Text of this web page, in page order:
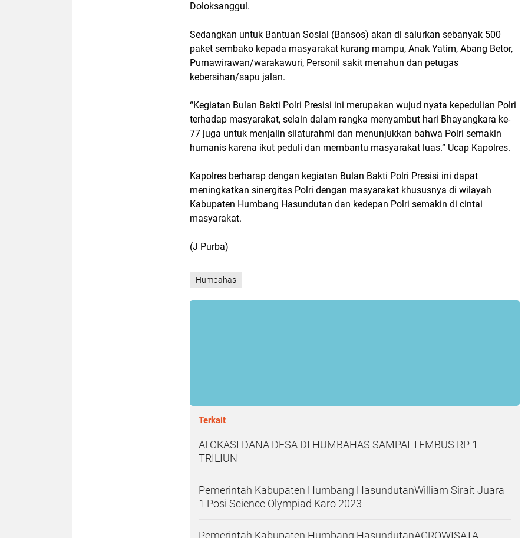
Doloksanggul.
Sedangkan untuk Bantuan Sosial (Bansos) akan di salurkan sebanyak 500
paket sembako kepada masyarakat kurang mampu, Anak Yatim, Abang Betor,
Purnawirawan/warakawuri, Personil sakit menahun dan petugas
kebersihan/sapu jalan.
“Kegiatan Bulan Bakti Polri Presisi ini merupakan wujud nyata kepedulian Polri
terhadap masyarakat, selain dalam rangka menyambut hari Bhayangkara ke-
77 juga untuk menjalin silaturahmi dan menunjukkan bahwa Polri semakin
humanis karena ikut peduli dan membantu masyarakat luas.” Ucap Kapolres.
Kapolres berharap dengan kegiatan Bulan Bakti Polri Presisi ini dapat
meningkatkan sinergitas Polri dengan masyarakat khususnya di wilayah
Kabupaten Humbang Hasundutan dan kedepan Polri semakin di cintai
masyarakat.
(J Purba)
Humbahas
Terkait
ALOKASI DANA DESA DI HUMBAHAS SAMPAI TEMBUS RP 1
TRILIUN
Pemerintah Kabupaten Humbang HasundutanWilliam Sirait Juara
1 Posi Science Olympiad Karo 2023
Pemerintah Kabupaten Humbang HasundutanAGROWISATA